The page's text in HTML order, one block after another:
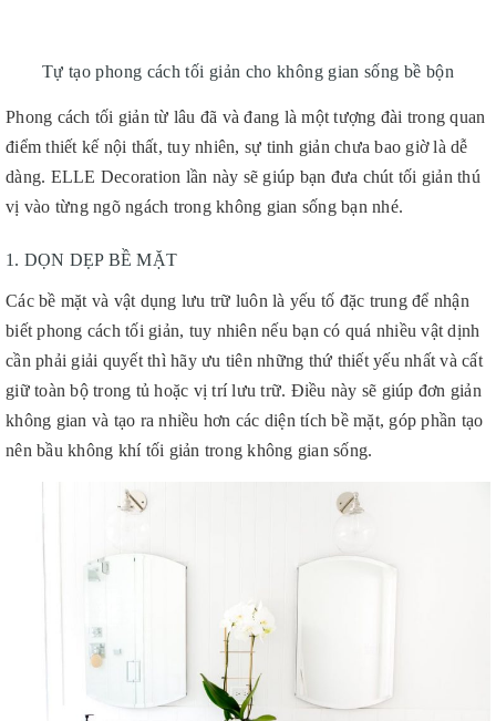
Tự tạo phong cách tối giản cho không gian sống bề bộn
Phong cách tối giản từ lâu đã và đang là một tượng đài trong quan
điểm thiết kế nội thất, tuy nhiên, sự tinh giản chưa bao giờ là dễ
dàng. ELLE Decoration lần này sẽ giúp bạn đưa chút tối giản thú
vị vào từng ngõ ngách trong không gian sống bạn nhé.
1. DỌN DẸP BỀ MẶT
Các bề mặt và vật dụng lưu trữ luôn là yếu tố đặc trung để nhận
biết phong cách tối giản, tuy nhiên nếu bạn có quá nhiều vật dịnh
cần phải giải quyết thì hãy ưu tiên những thứ thiết yếu nhất và cất
giữ toàn bộ trong tủ hoặc vị trí lưu trữ. Điều này sẽ giúp đơn giản
không gian và tạo ra nhiều hơn các diện tích bề mặt, góp phần tạo
nên bầu không khí tối giản trong không gian sống.